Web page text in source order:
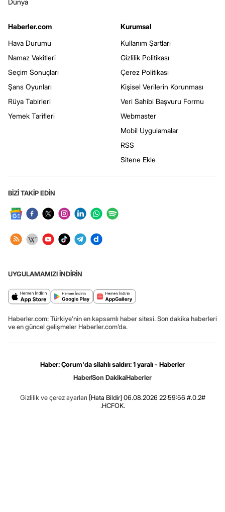
Haberler.com
Hava Durumu
Namaz Vakitleri
Seçim Sonuçları
Şans Oyunları
Rüya Tabirleri
Yemek Tarifleri
Kurumsal
Kullanım Şartları
Gizlilik Politikası
Çerez Politikası
Kişisel Verilerin Korunması
Veri Sahibi Başvuru Formu
Webmaster
Mobil Uygulamalar
RSS
Sitene Ekle
BİZİ TAKİP EDİN
UYGULAMAMIZI İNDİRİN
Haberler.com: Türkiye’nin en kapsamlı haber sitesi. Son dakika haberleri
ve en güncel gelişmeler Haberler.com’da.
Haber: Çorum'da silahlı saldırı: 1 yaralı - Haberler
HaberSon DakikaHaberler
Gizlilik ve çerez ayarları [Hata Bildir] 06.08.2026 22:59:56 #.0.2#
.HCFOK.